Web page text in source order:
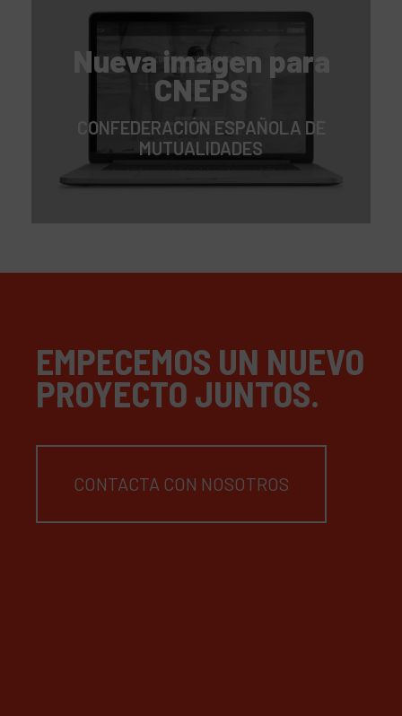
Nueva imagen para
CNEPS
CONFEDERACIÓN ESPAÑOLA DE
MUTUALIDADES
EMPECEMOS UN NUEVO
PROYECTO JUNTOS.
CONTACTA CON NOSOTROS